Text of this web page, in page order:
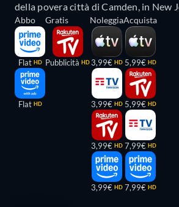
della povera città di Camden, in New
Abbo
Flat HD
Flat HD
Gratis
Pubblicità HD
Noleggia
3,99€ HD
3,99€ HD
3,99€ HD
3,99€ HD
Acquista
5,99€ HD
5,99€ HD
7,99€ HD
7,99€ HD